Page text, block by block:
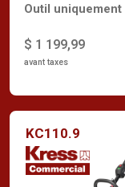
$ 1 199,99
avant taxes
Outil uniquement
KC110.9